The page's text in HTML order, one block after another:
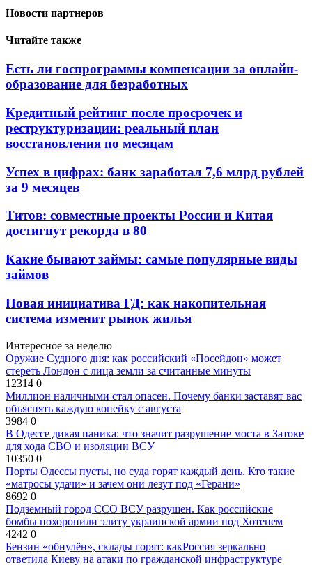
Новости партнеров
Читайте также
Есть ли госпрограммы компенсации за онлайн-
образование для безработных
Кредитный рейтинг после просрочек и
реструктуризации: реальный план
восстановления по месяцам
Успех в цифрах: банк заработал 7,6 млрд рублей
за 9 месяцев
Титов: совместные проекты России и Китая
достигнут рекорда в 80
Какие бывают займы: самые популярные виды
займов
Новая инициатива ГД: как накопительная
система изменит рынок жилья
Интересное за неделю
Оружие Судного дня: как российский «Посейдон» может
стереть Лондон с лица земли за считанные минуты
12314 0
Миллион наличными стал опасен. Почему банки заставят вас
объяснять каждую копейку с августа
3984 0
В Одессе дикая паника: что значит разрушение моста в Затоке
для хода СВО и изоляции ВСУ
10350 0
Порты Одессы пусты, но суда горят каждый день. Кто такие
«матросы удачи» и зачем они лезут под «Герани»
8692 0
Подземный город ССО ВСУ разрушен. Как российские
бомбы похоронили элиту украинской армии под Хотенем
4242 0
Бензин «обнулён», склады горят: какРоссия зеркально
ответила Киеву на атаки по гражданской инфраструктуре